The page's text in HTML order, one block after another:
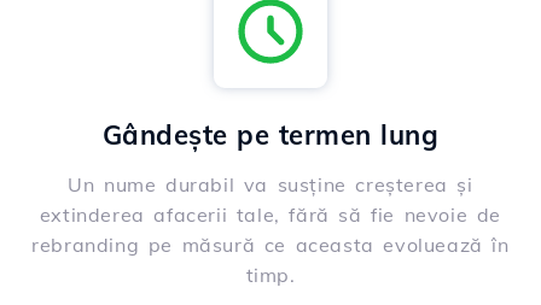
Gândește pe termen lung
Un nume durabil va susține creșterea și
extinderea afacerii tale, fără să fie nevoie de
rebranding pe măsură ce aceasta evoluează în
timp.